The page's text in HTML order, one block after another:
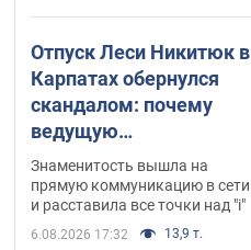
Отпуск Леси Никитюк в
Карпатах обернулся
скандалом: почему
ведущую
несправедливо
захейтили
Знаменитость вышла на
прямую коммуникацию в сети
и расставила все точки над "i"
6.08.2026 17:32 13,9 т.